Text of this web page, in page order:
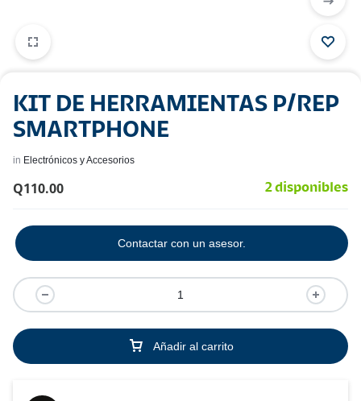
KIT DE HERRAMIENTAS P/REP
SMARTPHONE
in Electrónicos y Accesorios
Q110.00 2 disponibles
Añadir al carrito
Contactar con un asesor.